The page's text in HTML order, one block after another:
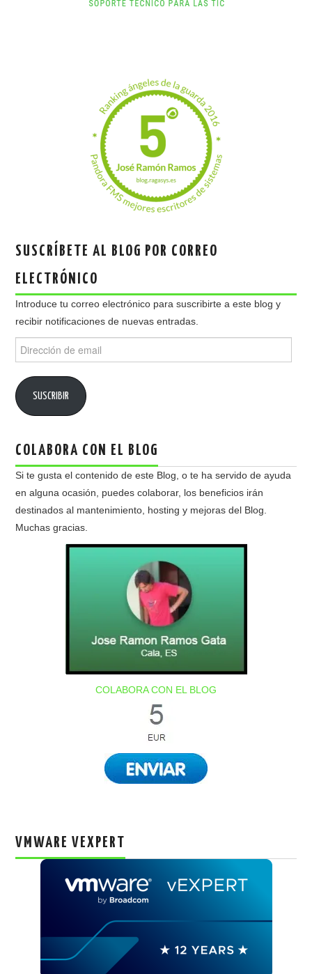
SUSCRÍBETE AL BLOG POR CORREO
ELECTRÓNICO
Introduce tu correo electrónico para suscribirte a este blog y
recibir notificaciones de nuevas entradas.
de
SUSCRIBIR
COLABORA CON EL BLOG
Si te gusta el contenido de este Blog, o te ha servido de ayuda
en alguna ocasión, puedes colaborar, los beneficios irán
destinados al mantenimiento, hosting y mejoras del Blog.
Muchas gracias.
COLABORA CON EL BLOG
VMWARE VEXPERT